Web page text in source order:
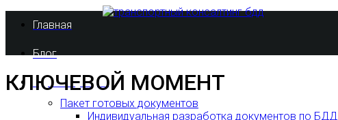
Главная
Блог
Курсы и услуги
Пакет готовых документов
Индивидуальная разработка документов по БДД
КЛЮЧЕВОЙ МОМЕНТ